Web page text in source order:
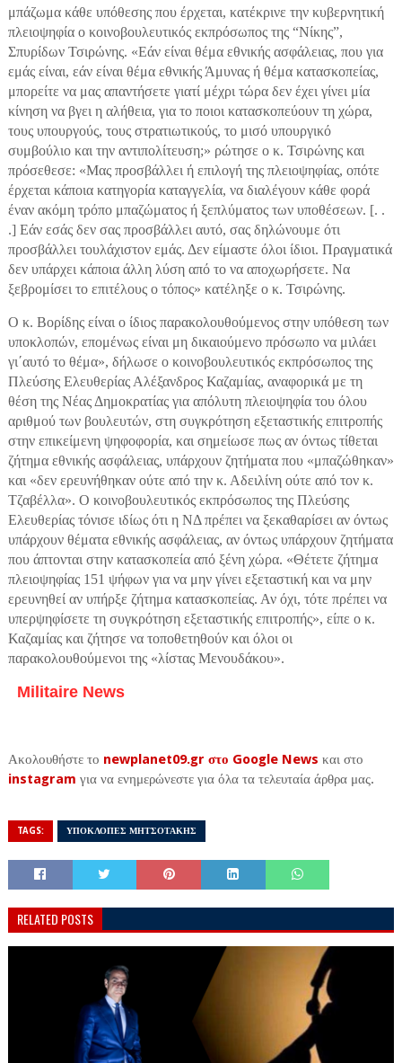
μπάζωμα κάθε υπόθεσης που έρχεται, κατέκρινε την κυβερνητική
πλειοψηφία ο κοινοβουλευτικός εκπρόσωπος της “Νίκης”,
Σπυρίδων Τσιρώνης. «Εάν είναι θέμα εθνικής ασφάλειας, που για
εμάς είναι, εάν είναι θέμα εθνικής Άμυνας ή θέμα κατασκοπείας,
μπορείτε να μας απαντήσετε γιατί μέχρι τώρα δεν έχει γίνει μία
κίνηση να βγει η αλήθεια, για το ποιοι κατασκοπεύουν τη χώρα,
τους υπουργούς, τους στρατιωτικούς, το μισό υπουργικό
συμβούλιο και την αντιπολίτευση;» ρώτησε ο κ. Τσιρώνης και
πρόσεθεσε: «Μας προσβάλλει ή επιλογή της πλειοψηφίας, οπότε
έρχεται κάποια κατηγορία καταγγελία, να διαλέγουν κάθε φορά
έναν ακόμη τρόπο μπαζώματος ή ξεπλύματος των υποθέσεων. [. .
.] Εάν εσάς δεν σας προσβάλλει αυτό, σας δηλώνουμε ότι
προσβάλλει τουλάχιστον εμάς. Δεν είμαστε όλοι ίδιοι. Πραγματικά
δεν υπάρχει κάποια άλλη λύση από το να αποχωρήσετε. Να
ξεβρομίσει το επιτέλους ο τόπος» κατέληξε ο κ. Τσιρώνης.
Ο κ. Βορίδης είναι ο ίδιος παρακολουθούμενος στην υπόθεση των
υποκλοπών, επομένως είναι μη δικαιούμενο πρόσωπο να μιλάει
γι΄αυτό το θέμα», δήλωσε ο κοινοβουλευτικός εκπρόσωπος της
Πλεύσης Ελευθερίας Αλέξανδρος Καζαμίας, αναφορικά με τη
θέση της Νέας Δημοκρατίας για απόλυτη πλειοψηφία του όλου
αριθμού των βουλευτών, στη συγκρότηση εξεταστικής επιτροπής
στην επικείμενη ψηφοφορία, και σημείωσε πως αν όντως τίθεται
ζήτημα εθνικής ασφάλειας, υπάρχουν ζητήματα που «μπαζώθηκαν»
και «δεν ερευνήθηκαν ούτε από την κ. Αδειλίνη ούτε από τον κ.
Τζαβέλλα». Ο κοινοβουλευτικός εκπρόσωπος της Πλεύσης
Ελευθερίας τόνισε ιδίως ότι η ΝΔ πρέπει να ξεκαθαρίσει αν όντως
υπάρχουν θέματα εθνικής ασφάλειας, αν όντως υπάρχουν ζητήματα
που άπτονται στην κατασκοπεία από ξένη χώρα. «Θέτετε ζήτημα
πλειοψηφίας 151 ψήφων για να μην γίνει εξεταστική και να μην
ερευνηθεί αν υπήρξε ζήτημα κατασκοπείας. Αν όχι, τότε πρέπει να
υπερψηφίσετε τη συγκρότηση εξεταστικής επιτροπής», είπε ο κ.
Καζαμίας και ζήτησε να τοποθετηθούν και όλοι οι
παρακολουθούμενοι της «λίστας Μενουδάκου».
Militaire News
Ακολουθήστε το newplanet09.gr στο Google News και στο
instagram για να ενημερώνεστε για όλα τα τελευταία άρθρα μας.
TAGS: ΥΠΟΚΛΟΠΕΣ ΜΗΤΣΟΤΑΚΗΣ
RELATED POSTS